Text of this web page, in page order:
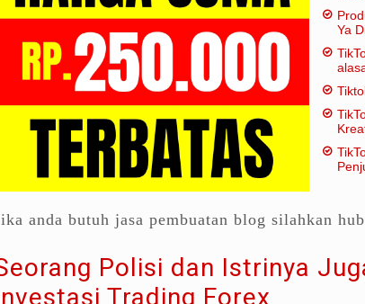
Ya
anda butuh jasa pembuatan blog silahkan
Polisi dan Istrinya
Trading Forex